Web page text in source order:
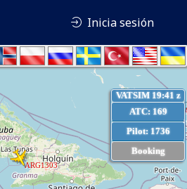
Inicia sesión